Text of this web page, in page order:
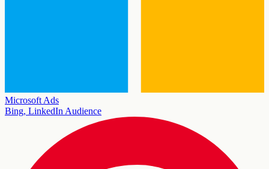
Microsoft Ads
Bing, LinkedIn Audience